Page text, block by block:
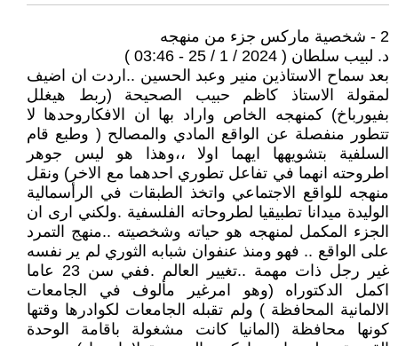
2 - شخصية ماركس جزء من منهجه
د. لبيب سلطان ( 2024 / 1 / 25 - 03:46 )
بعد سماح الاستاذين منير وعبد الحسين ..اردت ان اضيف
لمقولة الاستاذ كاظم حبيب الصحيحة (ربط هيغلل
بفيورباخ) كمنهجه الخاص واراد بها ان الافكاروحدها لا
تتطور منفصلة عن الواقع المادي والمصالح ( وطبع قام
السلفية بتشويهها ايهما اولا ،،وهذا هو ليس جوهر
اطروحته انهما في تفاعل تطوري احدهما مع الاخر) ونقل
منهجه للواقع الاجتماعي واتخذ الطبقات في الرأسمالية
الوليدة ميدانا تطبيقيا لطروحاته الفلسفية .ولكني ارى ان
الجزء المكمل لمنهجه هو حياته وشخصيته ..منهج التمرد
على الواقع .. فهو ومنذ عنفوان شبابه الثوري لم ير نفسه
غير رجل ذات مهمة ..تغيير العالم .ففي سن 23 عاما
اكمل الدكتوراه (وهو امرغير مألوف في الجامعات
الالمانية المحافظة ) ولم تقبله الجامعات لكوادرها وقتها
كونها محافظة (المانيا كانت مشغولة باقامة الوحدة